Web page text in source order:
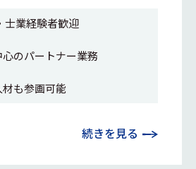
士業経験者歓迎
のパートナー業務
も参画可能
続きを見る